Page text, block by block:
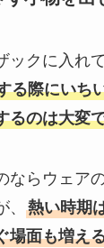
ックに入れ
る際にいち
るのは大変
ならウェア
熱い時期
場面も増え